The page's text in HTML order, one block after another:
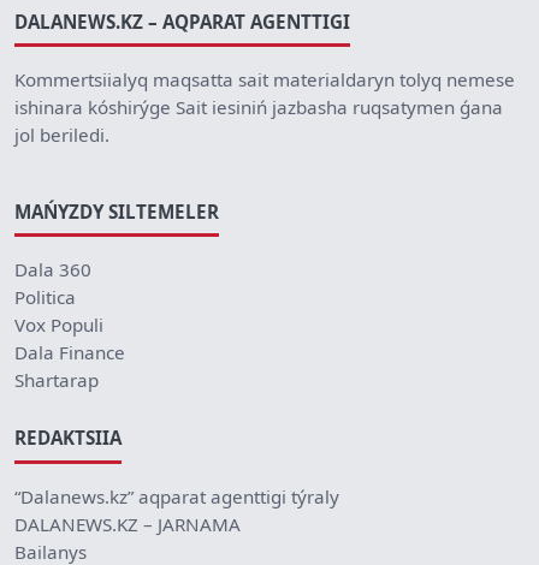
DALANEWS.KZ – AQPARAT AGENTTIGI
Kommertsiialyq maqsatta sait materialdaryn tolyq nemese
ishinara kóshirýge Sait iesiniń jazbasha ruqsatymen ǵana
jol beriledi.
MAŃYZDY SILTEMELER
Dala 360
Politica
Vox Populi
Dala Finance
Shartarap
REDAKTSIIA
“Dalanews.kz” aqparat agenttigi týraly
DALANEWS.KZ – JARNAMA
Bailanys